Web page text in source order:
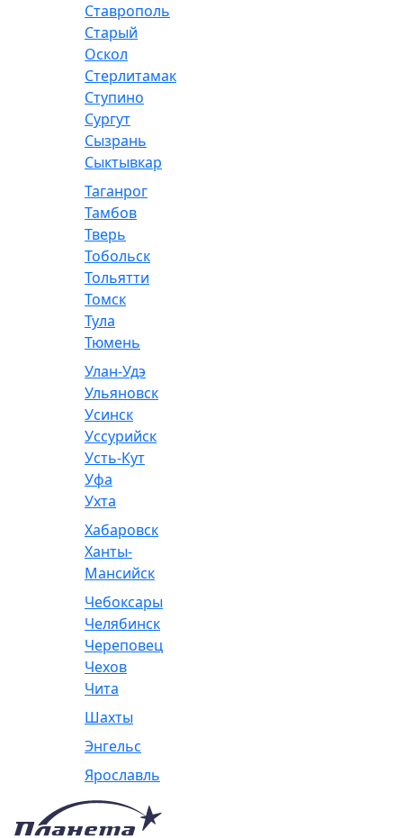
Ставрополь
Старый
Оскол
Стерлитамак
Ступино
Сургут
Сызрань
Сыктывкар
Таганрог
Тамбов
Тверь
Тобольск
Тольятти
Томск
Тула
Тюмень
Улан-Удэ
Ульяновск
Усинск
Уссурийск
Усть-Кут
Уфа
Ухта
Хабаровск
Ханты-
Мансийск
Чебоксары
Челябинск
Череповец
Чехов
Чита
Шахты
Энгельс
Ярославль